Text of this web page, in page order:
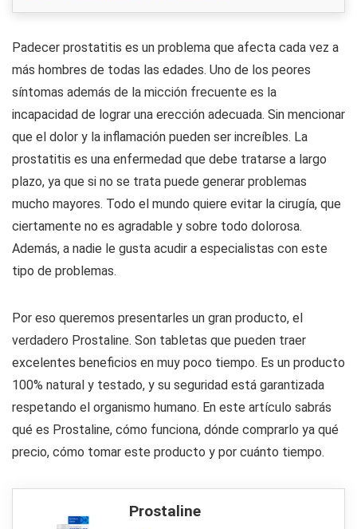
Padecer prostatitis es un problema que afecta cada vez a
más hombres de todas las edades. Uno de los peores
síntomas además de la micción frecuente es la
incapacidad de lograr una erección adecuada. Sin mencionar
que el dolor y la inflamación pueden ser increíbles. La
prostatitis es una enfermedad que debe tratarse a largo
plazo, ya que si no se trata puede generar problemas
mucho mayores. Todo el mundo quiere evitar la cirugía, que
ciertamente no es agradable y sobre todo dolorosa.
Además, a nadie le gusta acudir a especialistas con este
tipo de problemas.
Por eso queremos presentarles un gran producto, el
verdadero Prostaline. Son tabletas que pueden traer
excelentes beneficios en muy poco tiempo. Es un producto
100% natural y testado, y su seguridad está garantizada
respetando el organismo humano. En este artículo sabrás
qué es Prostaline, cómo funciona, dónde comprarlo ya qué
precio, cómo tomar este producto y por cuánto tiempo.
Prostaline